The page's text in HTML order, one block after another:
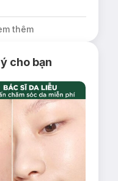
thêm
cho bạn